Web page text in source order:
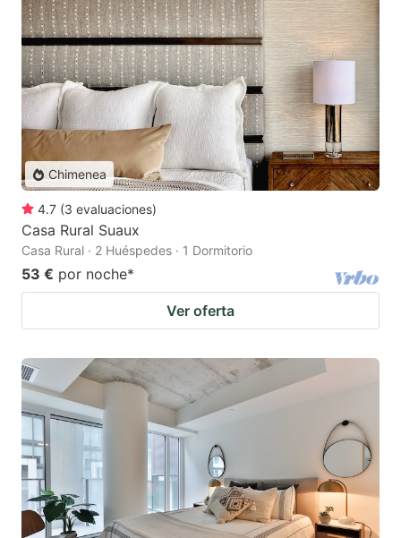
Chimenea
4.7 (3 evaluaciones)
Casa Rural Suaux
Casa Rural · 2 Huéspedes · 1 Dormitorio
53 € por noche*
Ver oferta